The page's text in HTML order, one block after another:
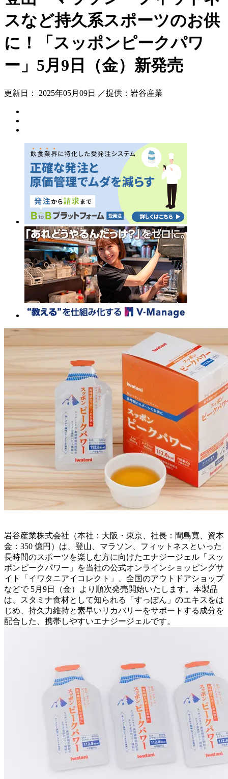
スなど持久系スポーツのお供
に！「スッポンピークパワ
ー」5月9日（金）新発売
更新日： 2025年05月09日 ／提供：岩谷産業
岩谷産業株式会社（本社：大阪・東京、社長：間島寬、資本
金：350 億円）は、登山、マラソン、フィットネスといった
長時間のスポーツを楽しむ方に向けたエナジージェル「スッ
ポンピークパワー」を当社の公式オンラインショッピングサ
イト「イワタニアイコレクト」、全国のアウトドアショップ
などで 5月9日（金）より順次発売開始いたします。本製品
は、スタミナ食材として知られる「すっぽん」のエキスをは
じめ、持久力維持と素早いリカバリーをサポートする成分を
配合した、携帯しやすいエナジージェルです。